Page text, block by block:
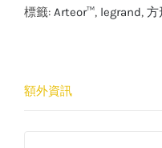
記
(白
標籤: Arteor™, legrand, 方
額外資訊